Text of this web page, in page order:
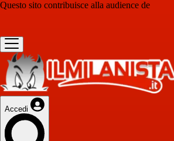
Questo sito contribuisce alla audience de
Accedi